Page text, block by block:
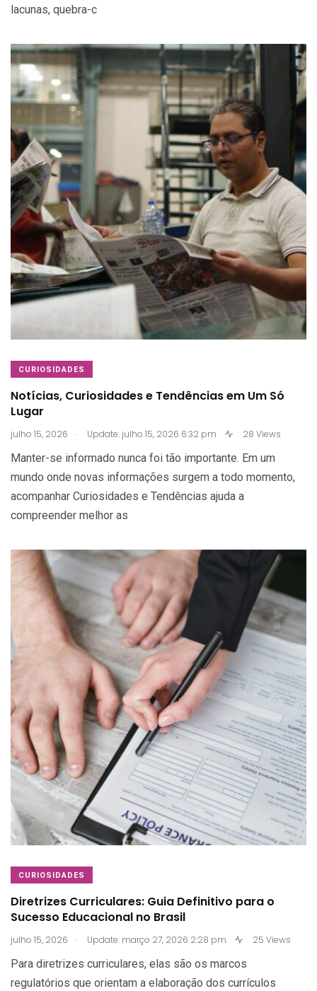
lacunas, quebra-c
CURIOSIDADES
Notícias, Curiosidades e Tendências em Um Só
Lugar
julho 15, 2026 . Update: julho 15, 2026 6:32 pm 28 Views
Manter-se informado nunca foi tão importante. Em um
mundo onde novas informações surgem a todo momento,
acompanhar Curiosidades e Tendências ajuda a
compreender melhor as
CURIOSIDADES
Diretrizes Curriculares: Guia Definitivo para o
Sucesso Educacional no Brasil
julho 15, 2026 . Update: março 27, 2026 2:28 pm 25 Views
Para diretrizes curriculares, elas são os marcos
regulatórios que orientam a elaboração dos currículos